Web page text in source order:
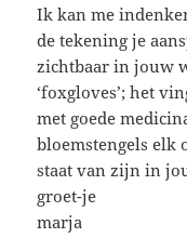
Ik kan me
de tekening je
zichtbaar in jouw
‘foxgloves’; het
met goede
bloemstengels elk
staat van zijn in
groet-je
marja